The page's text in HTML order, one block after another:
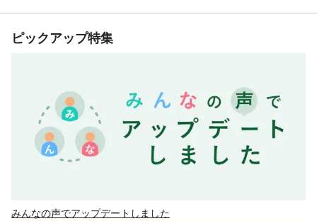
ピックアップ特集
みんなの声でアップデートしました